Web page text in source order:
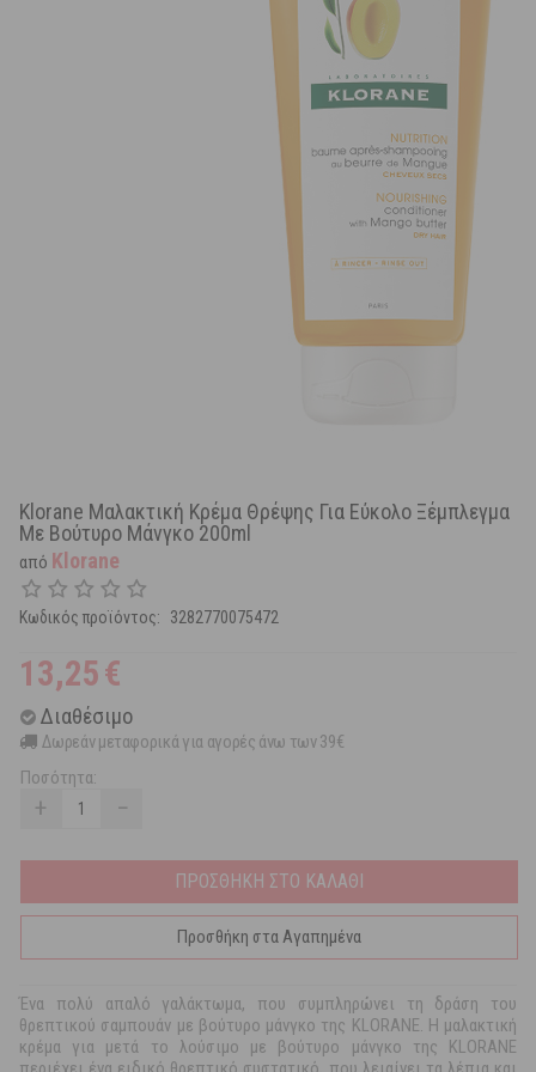
Klorane Μαλακτική Κρέμα Θρέψης Για Εύκολο Ξέμπλεγμα
Με Βούτυρο Μάνγκο 200ml
από Klorane
Κωδικός προϊόντος: 3282770075472
13,25€
Διαθέσιμο
Δωρεάν μεταφορικά για αγορές άνω των 39€
Ποσότητα:
+ −
ΠΡΟΣΘΗΚΗ ΣΤΟ ΚΑΛΑΘΙ
Προσθήκη στα Αγαπημένα
Ένα πολύ απαλό γαλάκτωμα, που συμπληρώνει τη δράση του
θρεπτικού σαμπουάν με βούτυρο μάνγκο της KLORANE. Η μαλακτική
κρέμα για μετά το λούσιμο με βούτυρο μάνγκο της KLORANE